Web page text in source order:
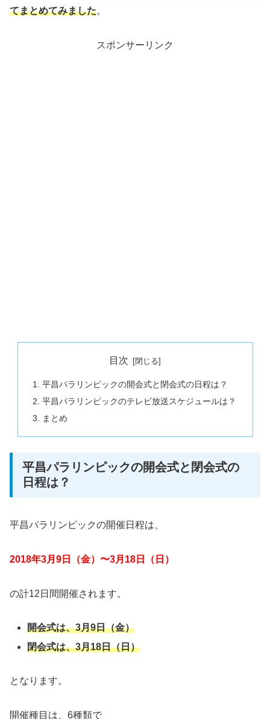
てまとめてみました。
スポンサーリンク
目次
平昌パラリンピックの開会式と閉会式の日程は？
平昌パラリンピックのテレビ放送スケジュールは？
まとめ
平昌パラリンピックの開会式と閉会式の
日程は？
平昌パラリンピックの開催日程は、
2018年3月9日（金）〜3月18日（日）
の計12日間開催されます。
開会式は、3月9日（金）
閉会式は、3月18日（日）
となります。
開催種目は、6種類で